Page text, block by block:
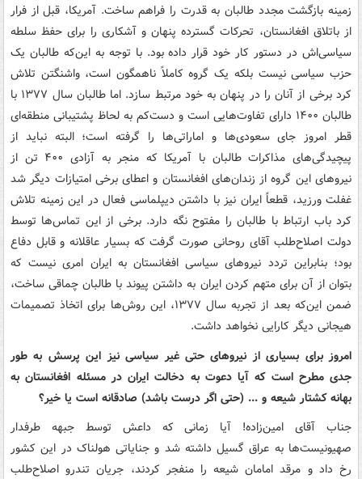
زمینه بازگشت مجدد طالبان به قدرت را فراهم ساخت. آمریکا، قبل از فرار
از باتلاق افغانستان، تحرکات گسترده پنهان و آشکاری را برای حفظ سلطه
سیاسی‌اش در دستور کار خود قرار داده بود. با توجه به این‌که طالبان یک
حزب سیاسی نیست بلکه یک گروه کاملاً ناهمگون است، واشنگتن تلاش
کرد برخی از آنان را در پنهان به خود مرتبط سازد. اما طالبان سال ۱۳۷۷ با
طالبان ۱۴۰۰ دارای تفاوت‌هایی است و دست‌کم به لحاظ پشتیبانی منطقه‌ای
قطر امروز جای سعودی‌ها و اماراتی‌ها را گرفته است؛ البته نباید از
پیچیدگی‌های مذاکرات طالبان با آمریکا که منجر به آزادی ۴۰۰ تن از
نیروهای این گروه از زندان‌های افغانستان و اعطای برخی امتیازات دیگر شد
غفلت ورزید، قطعاً ایران نیز با داشتن دیپلماسی فعال در این زمینه تلاش
کرد باب ارتباط با طالبان را مفتوح نگه دارد. برخی از این تماس‌ها توسط
دولت اصلاح‌طلب آقای روحانی صورت گرفت که بسیار عاقلانه و قابل دفاع
بود؛ بنابراین تردد نیروهای سیاسی افغانستان به ایران امری نیست که
بتوان از آن برای متهم کردن ایران به داشتن پیوند با طالبان چماقی ساخت،
ضمن این‌که بعد از تجربه سال ۱۳۷۷، این روش‌ها برای اتخاذ تصمیمات
هیجانی دیگر کارایی نخواهد داشت.
امروز برای بسیاری از نیروهای حتی غیر سیاسی نیز این پرسش به طور
جدی مطرح است که آیا دعوت به دخالت ایران در مسئله افغانستان به
بهانه کشتار شیعه و ... (حتی اگر درست باشد) صادقانه است یا خیر؟
جناب آقای امین‌زاده! آیا زمانی که داعش توسط جبهه طرفدار
صهیونیست‌ها به عراق گسیل داشته شد و جنایاتی هولناک در این کشور
رخ داد و مرقد امامان شیعه را منفجر کردند، جریان تندرو اصلاح‌طلب